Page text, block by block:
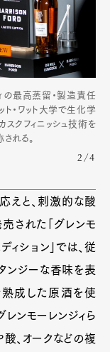
の最高蒸留・製造責任
ト・ワット大学で生化学
クフィニッシュ技術を
れる。
2/4
えと、刺激的な酸
された「グレンモ
ィション」では、従
ンジーな香味を表
熟成した原酒を使
レンモーレンジィら
、オークなどの複